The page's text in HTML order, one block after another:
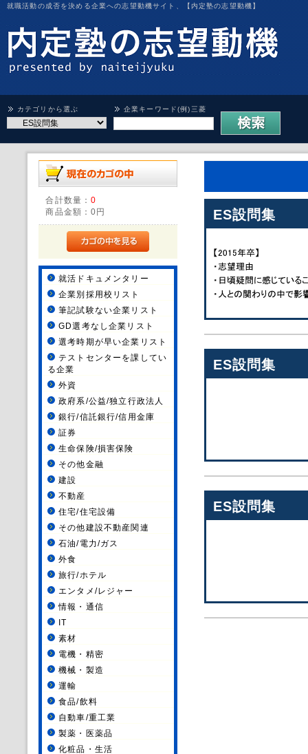
就職活動の成否を決める企業への志望動機サイト、【内定塾の志望動機】
カテゴリから選ぶ 企業キーワード(例)三菱
合計数量：0
商品金額：0円
就活ドキュメンタリー
企業別採用校リスト
筆記試験ない企業リスト
GD選考なし企業リスト
選考時期が早い企業リスト
テストセンターを課してい
る企業
外資
政府系/公益/独立行政法人
銀行/信託銀行/信用金庫
証券
生命保険/損害保険
その他金融
建設
不動産
住宅/住宅設備
その他建設不動産関連
石油/電力/ガス
外食
旅行/ホテル
エンタメ/レジャー
情報・通信
IT
素材
電機・精密
機械・製造
運輸
食品/飲料
自動車/重工業
製薬・医薬品
化粧品・生活
ES設問集
ES設問集
ES設問集